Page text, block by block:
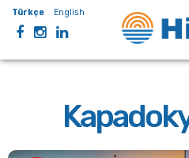
Türkçe English